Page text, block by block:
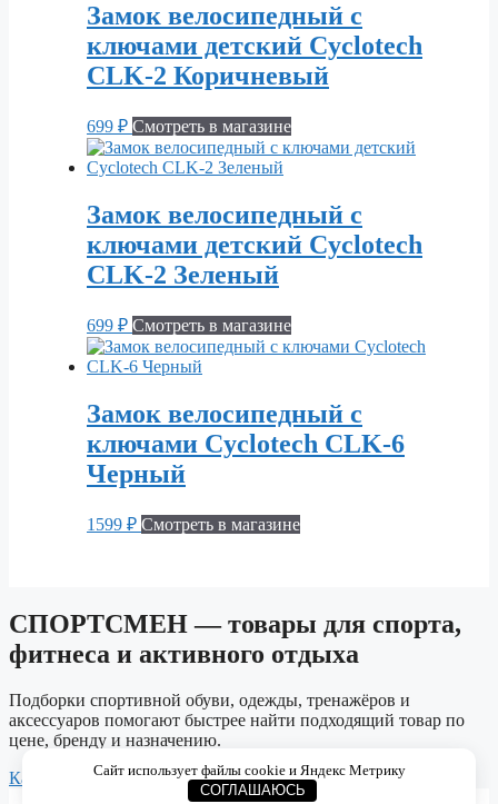
Замок велосипедный с
ключами детский Cyclotech
CLK-2 Коричневый
699 ₽ Смотреть в магазине
Замок велосипедный с
ключами детский Cyclotech
CLK-2 Зеленый
699 ₽ Смотреть в магазине
Замок велосипедный с
ключами Cyclotech CLK-6
Черный
1599 ₽ Смотреть в магазине
СПОРТСМЕН — товары для спорта,
фитнеса и активного отдыха
Подборки спортивной обуви, одежды, тренажёров и
аксессуаров помогают быстрее найти подходящий товар по
цене, бренду и назначению.
Каталог
Спортивная обувь Одежда для спорта Тренажёры
© 2026 СПОРТСМЕН. Каталог спортивных товаров
Сайт использует файлы cookie и Яндекс Метрику
СОГЛАШАЮСЬ